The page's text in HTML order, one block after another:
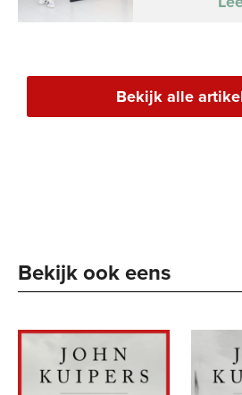
Bekijk alle
Bekijk ook eens